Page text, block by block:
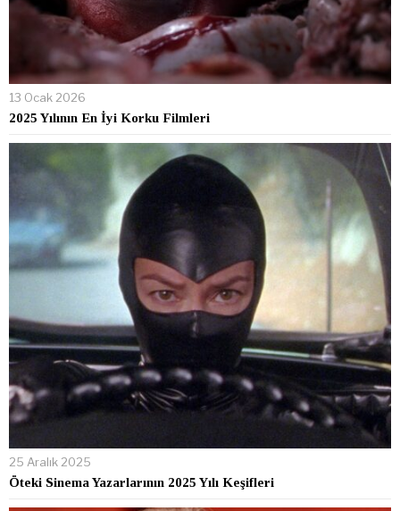
13 Ocak 2026
2025 Yılının En İyi Korku Filmleri
25 Aralık 2025
Öteki Sinema Yazarlarının 2025 Yılı Keşifleri